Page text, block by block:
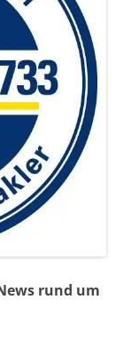
rund um